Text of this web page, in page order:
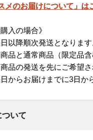
メのお届けについて」は
購入の場合》
日以降順次発送となります
商品と通常商品（限定品
品の発送を先にご希望さ
日からお届けまでに3日か
いて